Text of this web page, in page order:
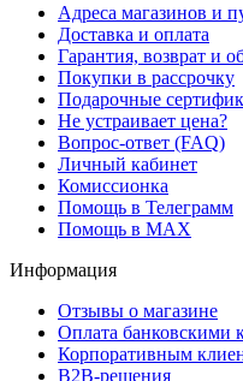
Адреса магазинов и
Доставка и оплата
Гарантия, возврат и
Покупки в рассрочку
Подарочные
Не устраивает цена?
Вопрос-ответ (FAQ)
Личный кабинет
Комиссионка
Помощь в Телеграмм
Помощь в MAX
Информация
Отзывы о магазине
Оплата банковскими
Корпоративным
B2B-решения